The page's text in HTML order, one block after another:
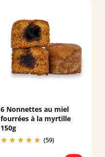
6 Nonnettes au miel
fourrées à la myrtille
150g
(59)